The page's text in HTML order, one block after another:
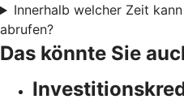
Innerhalb welcher Zeit
abrufen?
Das könnte Sie